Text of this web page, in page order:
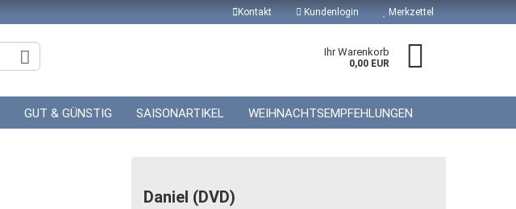
Kontakt Kundenlogin Merkzettel
Ihr Warenkorb
0,00 EUR
GUT & GÜNSTIG SAISONARTIKEL WEIHNACHTSEMPFEHLUNGEN
Daniel (DVD)